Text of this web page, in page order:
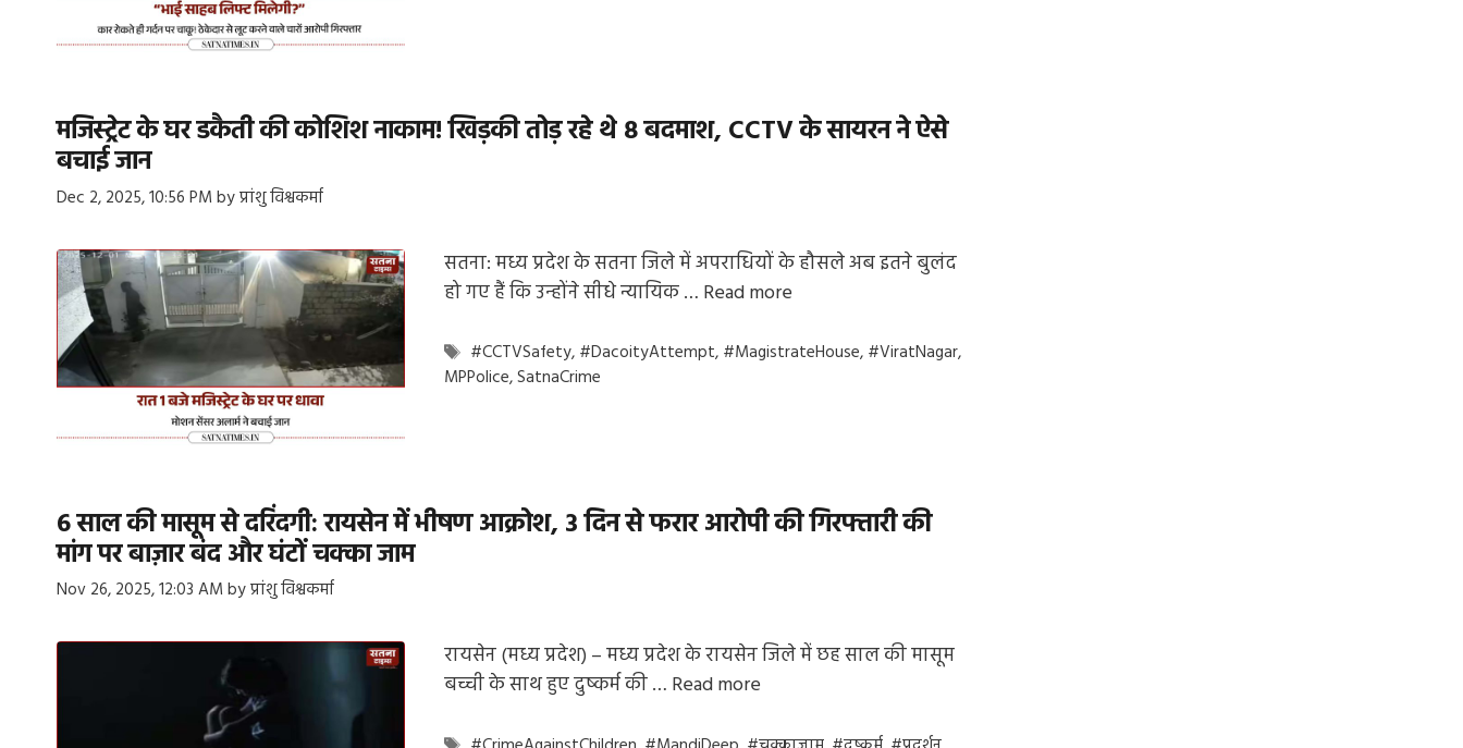
मजिस्ट्रेट के घर डकैती की कोशिश नाकाम! खिड़की तोड़ रहे थे 8 बदमाश, CCTV के सायरन ने ऐसे
बचाई जान
Dec 2, 2025, 10:56 PM byप्रांशु विश्वकर्मा
सतना: मध्य प्रदेश के सतना जिले में अपराधियों के हौसले अब इतने बुलंद
हो गए हैं कि उन्होंने सीधे न्यायिक … Read more
Tags
#CCTVSafety, #DacoityAttempt, #MagistrateHouse, #ViratNagar,
MPPolice,SatnaCrime
6 साल की मासूम से दरिंदगी: रायसेन में भीषण आक्रोश, 3 दिन से फरार आरोपी की गिरफ्तारी की
मांग पर बाज़ार बंद और घंटों चक्का जाम
Nov 26, 2025, 12:03 AM byप्रांशु विश्वकर्मा
रायसेन (मध्य प्रदेश) – मध्य प्रदेश के रायसेन जिले में छह साल की मासूम
बच्ची के साथ हुए दुष्कर्म की … Read more